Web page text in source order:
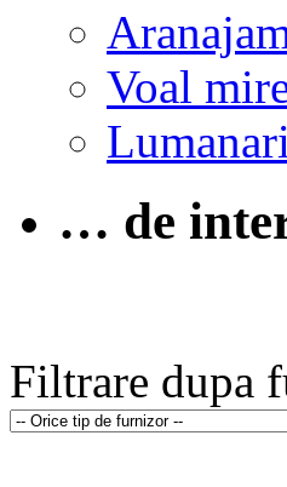
Voal
… de
Filtrare dupa